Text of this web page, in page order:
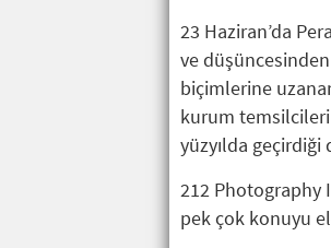
23 Haziran’da
ve
biçimlerine
kurum
yüzyılda geçirdiği
212 Photography
pek çok konuyu